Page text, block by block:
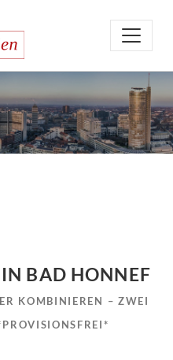
BAD HONNEF
KOMBINIEREN – ZWEI